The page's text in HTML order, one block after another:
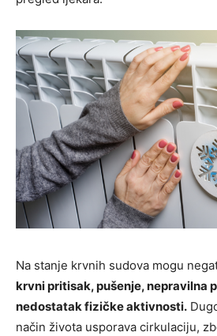
Na stanje krvnih sudova mogu
krvni pritisak, pušenje, nepravilna
nedostatak fizičke aktivnosti.
način života usporava cirkulaciju,